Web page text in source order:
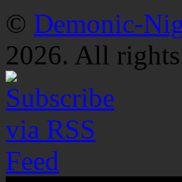
© Demonic-
2026. All rights